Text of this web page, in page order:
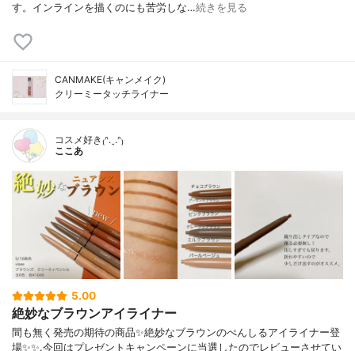
す。インラインを描くのにも苦労しな…続きを見る
CANMAKE(キャンメイク)
クリーミータッチライナー
コスメ好き₍ᐢ.ˬ.ᐢ₎
ここあ
5.00
絶妙なブラウンアイライナー
間も無く発売の期待の商品✨絶妙なブラウンのぺんしるアイライナー登
場✨✨.今回はプレゼントキャンペーンに当選したのでレビューさせてい